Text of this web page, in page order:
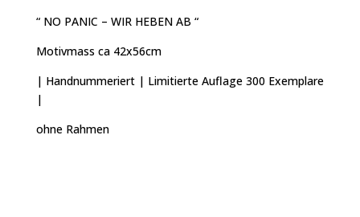
“ NO PANIC – WIR HEBEN AB “
Motivmass ca 42x56cm
| Handnummeriert | Limitierte Auflage 300 Exemplare
|
ohne Rahmen